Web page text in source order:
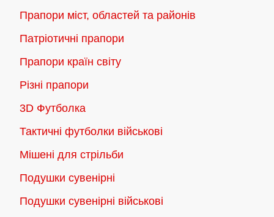
Прапори міст, областей та районів
Патріотичні прапори
Прапори країн світу
Різні прапори
3D Футболка
Тактичні футболки військові
Мішені для стрільби
Подушки сувенірні
Подушки сувенірні військові